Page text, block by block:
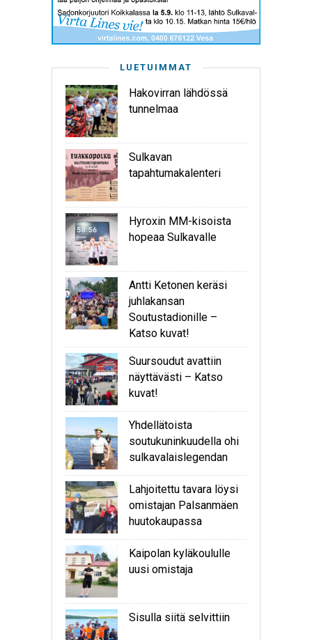
LUETUIMMAT
Hakovirran lähdössä
tunnelmaa
Sulkavan
tapahtumakalenteri
Hyroxin MM-kisoista
hopeaa Sulkavalle
Antti Ketonen keräsi
juhlakansan
Soutustadionille –
Katso kuvat!
Suursoudut avattiin
näyttävästi – Katso
kuvat!
Yhdellätoista
soutukuninkuudella ohi
sulkavalaislegendan
Lahjoitettu tavara löysi
omistajan Palsanmäen
huutokaupassa
Kaipolan kyläkoululle
uusi omistaja
Sisulla siitä selvittiin